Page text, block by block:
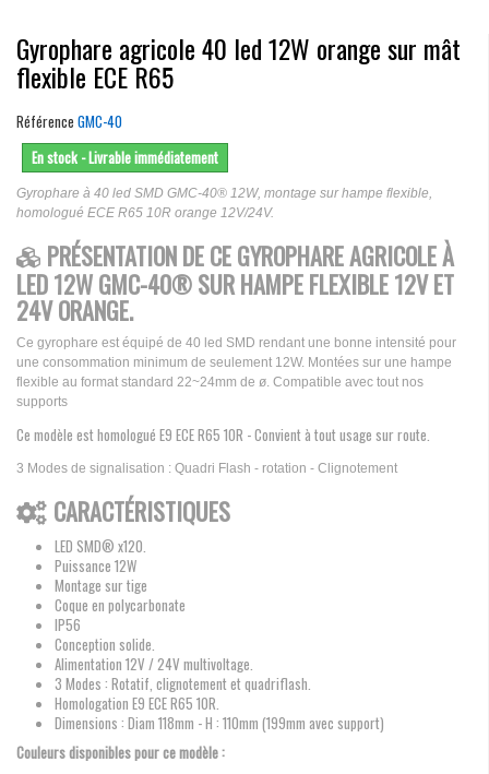
Gyrophare agricole 40 led 12W orange sur mât
flexible ECE R65
Référence GMC-40
En stock - Livrable immédiatement
Gyrophare à 40 led SMD GMC-40® 12W, montage sur hampe flexible,
homologué ECE R65 10R orange 12V/24V.
PRÉSENTATION DE CE GYROPHARE AGRICOLE À
LED 12W GMC-40® SUR HAMPE FLEXIBLE 12V ET
24V ORANGE.
Ce gyrophare est équipé de 40 led SMD rendant une bonne intensité pour
une consommation minimum de seulement 12W. Montées sur une hampe
flexible au format standard 22~24mm de ø. Compatible avec tout nos
supports
Ce modèle est homologué E9 ECE R65 10R - Convient à tout usage sur route.
3 Modes de signalisation : Quadri Flash - rotation - Clignotement
CARACTÉRISTIQUES
LED SMD® x120.
Puissance 12W
Montage sur tige
Coque en polycarbonate
IP56
Conception solide.
Alimentation 12V / 24V multivoltage.
3 Modes : Rotatif, clignotement et quadriflash.
Homologation E9 ECE R65 10R.
Dimensions : Diam 118mm - H : 110mm (199mm avec support)
Couleurs disponibles pour ce modèle :